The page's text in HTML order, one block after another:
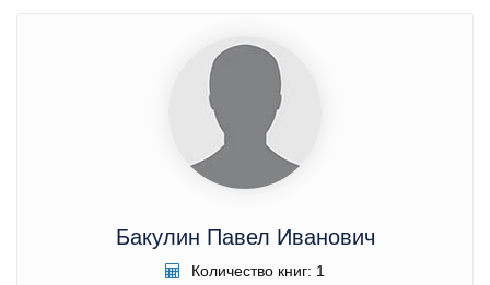
Бакулин Павел Иванович
Количество книг: 1